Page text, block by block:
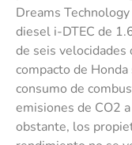
Dreams
diesel i-DTEC de
de seis velocidades
compacto de
consumo de
emisiones de CO2
obstante, los